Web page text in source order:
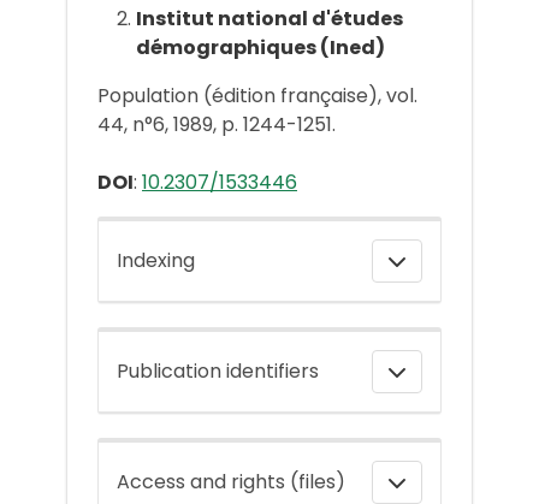
Institut national d'études
démographiques (Ined)
Population (édition française), vol.
44, n°6, 1989, p. 1244-1251.
DOI: 10.2307/1533446
Indexing
Publication identifiers
Access and rights (files)